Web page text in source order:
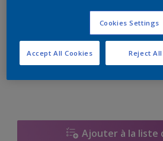
Ajouter à la liste
Cookies Settings
Reject All
Accept All Cookies